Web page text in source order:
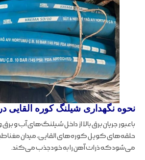
نحوه نگهداری شیلنگ کوره القایی
با عبور جریان برق بالا از داخل شیلنگ‌های آب و
حلقه‌های کویل کوره‌های القایی، میدان
می‌شود که ذرات آهن را به خود جذب می‌کند.